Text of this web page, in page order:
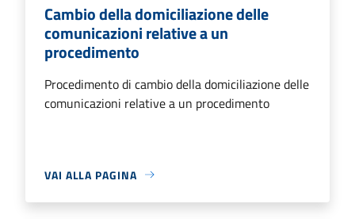
Cambio della domiciliazione delle
comunicazioni relative a un
procedimento
Procedimento di cambio della domiciliazione delle
comunicazioni relative a un procedimento
VAI ALLA PAGINA